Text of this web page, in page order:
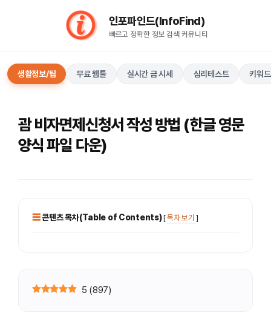
인포파인드(InfoFind)​​​​
빠르고 정확한 정보 검색 커뮤니티
생활정보/팁 무료 웹툴 실시간 금 시세 심리테스트 키워
괌 비자면제신청서 작성 방법 (한글 영문
양식 파일 다운)
콘텐츠 목차(Table of Contents)[목차 보기 ]
5 (897)